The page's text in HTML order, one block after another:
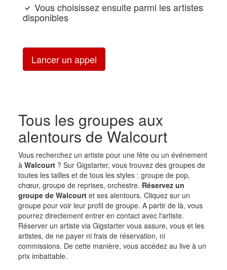
Vous choisissez ensuite parmi les artistes
disponibles
Lancer un appel
Tous les groupes aux
alentours de Walcourt
Vous recherchez un artiste pour une fête ou un événement
à Walcourt? Sur Gigstarter, vous trouvez des groupes de
toutes les tailles et de tous les styles : groupe de pop,
chœur, groupe de reprises, orchestre. Réservez un
groupe de Walcourtet ses alentours. Cliquez sur un
groupe pour voir leur profil de groupe. A partir de là, vous
pourrez directement entrer en contact avec l'artiste.
Réserver un artiste via Gigstarter vous assure, vous et les
artistes, de ne payer ni frais de réservation, ni
commissions. De cette manière, vous accédez au live à un
prix imbattable.